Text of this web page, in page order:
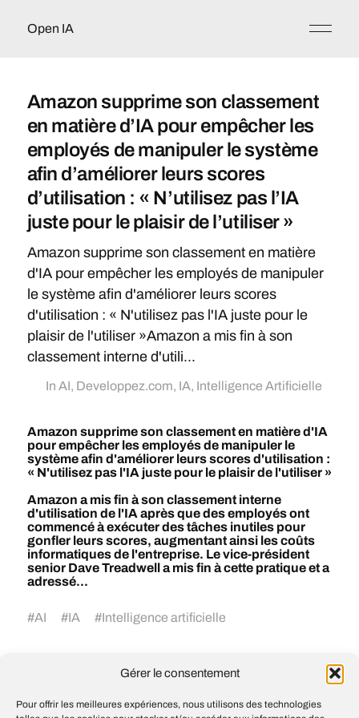
Gérer le consentement
Pour offrir les meilleures expériences, nous utilisons des technologies
Open IA
Amazon supprime son classement
en matière d’IA pour empêcher les
employés de manipuler le système
afin d’améliorer leurs scores
d’utilisation : « N’utilisez pas l’IA
juste pour le plaisir de l’utiliser »
Amazon supprime son classement en matière
d'IA pour empêcher les employés de manipuler
le système afin d'améliorer leurs scores
d'utilisation : « N'utilisez pas l'IA juste pour le
plaisir de l'utiliser »Amazon a mis fin à son
classement interne d'utili...
In AI, Developpez.com, IA, Intelligence Artificielle
Amazon supprime son classement en matière d'IA
pour empêcher les employés de manipuler le
système afin d'améliorer leurs scores d'utilisation :
« N'utilisez pas l'IA juste pour le plaisir de l'utiliser »
Amazon a mis fin à son classement interne
d'utilisation de l'IA après que des employés ont
commencé à exécuter des tâches inutiles pour
gonfler leurs scores, augmentant ainsi les coûts
informatiques de l'entreprise. Le vice-président
senior Dave Treadwell a mis fin à cette pratique et a
adressé...
#AI #IA #Intelligence artificielle
La polémique autour du « vibe coding »
développeur ajoute des instructions dans